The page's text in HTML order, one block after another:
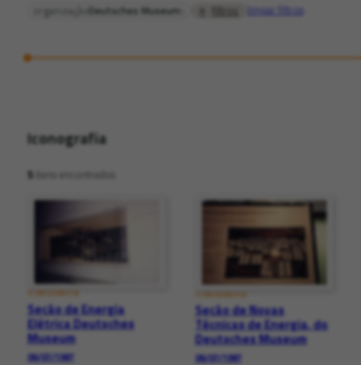
organização Deutsches Museum filtros limpar filtros
Iconografia
5itens encontrados
ICONOGRAFIA
Seção de Energia
Elétrica Deutsches
Museum
06/07/1987
ICONOGRAFIA
Seção de Novas
Técnicas de Energia, do
Deutsches Museum
06/07/1987